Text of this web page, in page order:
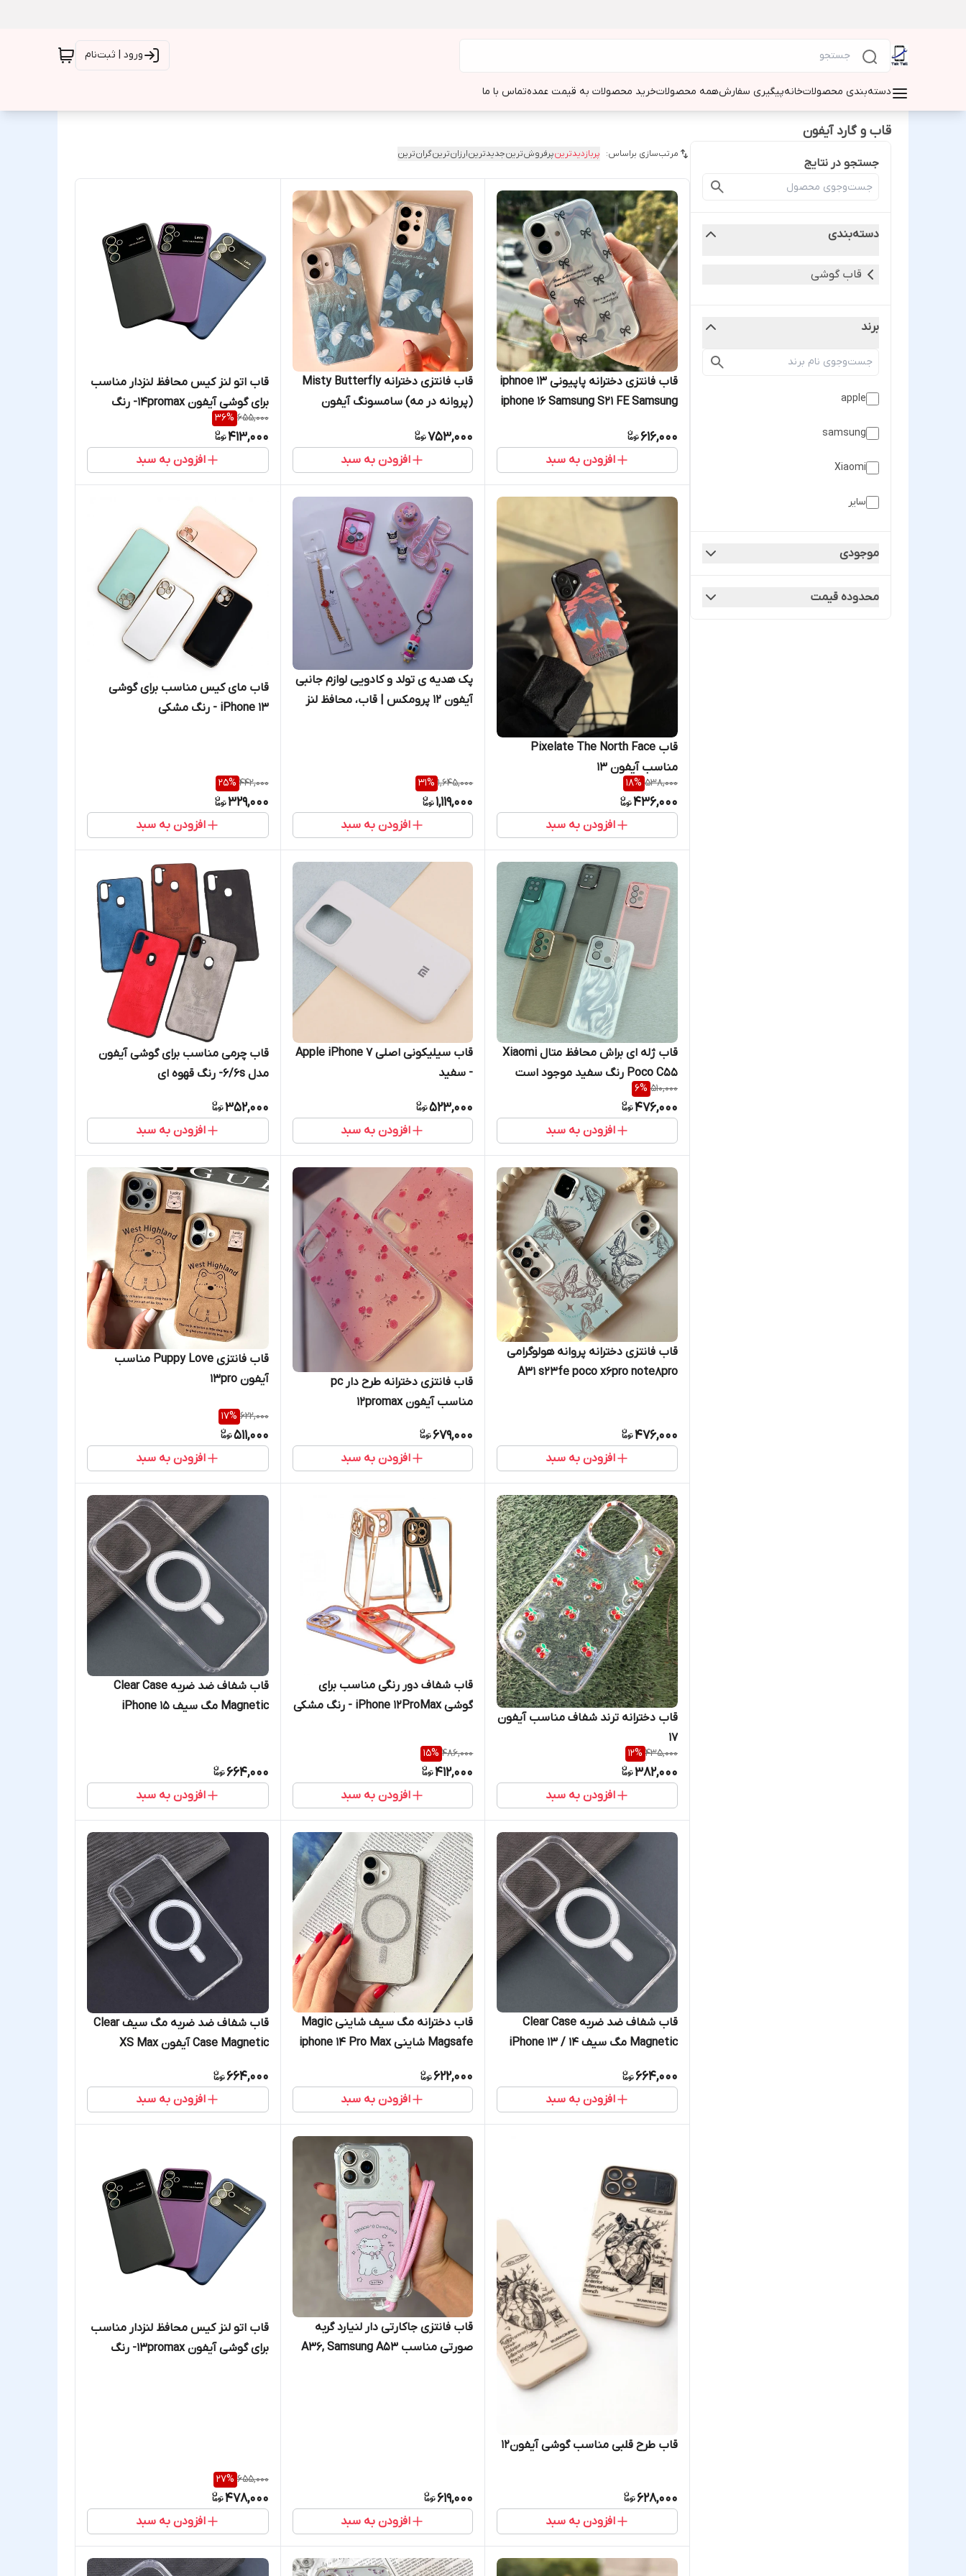
ورود | ثبت‌نام
دسته‌بندی محصولاتخانهپیگیری سفارشهمه محصولاتخرید محصولات به قیمت عمدهتماس با ما
قاب و گارد آیفون
جستجو در نتایج
دسته‌بندی
قاب گوشی
برند
apple
samsung
Xiaomi
سایر
موجودی
محدوده قیمت
مرتب‌سازی براساس: پربازدیدترینپرفروش‌ترینجدیدترینارزان‌ترینگران‌ترین
قاب فانتزی دخترانه پاپیونی iphnoe 13
iphone 16 Samsung S21 FE Samsung
Samsung S24 Ultra Silver Bow
616,000
افزودن به سبد
قاب فانتزی دخترانه Misty Butterfly
(پروانه در مه) سامسونگ آیفون
(4G) Samsung A26 Samsung A53
Samsung A52 / A52s Samsung A36
Samsung A35 Samsung S20 FE
Xiaomi Note 11 Pro / Note 12 Pro
(4G) Xiaomi Note 14 Pro (4G)
753,000
افزودن به سبد
قاب اتو لنز کیس محافظ لنزدار مناسب
برای گوشی آیفون 14promax- رنگ
مشکی - سرمه ای
655,000
36%
413,000
افزودن به سبد
قاب Pixelate The North Face
مناسب آیفون 13
538,000
18%
436,000
افزودن به سبد
پک هدیه ی تولد و کادویی لوازم جانبی
آیفون 12 پرومکس | قاب، محافظ لنز
1,645,000
31%
1,119,000
افزودن به سبد
قاب مای کیس مناسب برای گوشی
iPhone 13 - رنگ مشکی
442,000
25%
329,000
افزودن به سبد
قاب ژله ای براش محافظ متال Xiaomi
Poco C55 رنگ سفید موجود است
510,000
6%
476,000
افزودن به سبد
قاب سیلیکونی اصلی Apple iPhone 7
- سفید
523,000
افزودن به سبد
قاب چرمی مناسب برای گوشی آیفون
مدل 6/6s- رنگ قهوه ای
352,000
افزودن به سبد
قاب فانتزی دخترانه پروانه هولوگرامی
َA31 s23fe poco x6pro note8pro
476,000
افزودن به سبد
قاب فانتزی دخترانه طرح دار pc
مناسب آیفون 12promax
679,000
افزودن به سبد
قاب فانتزی Puppy Love مناسب
آیفون 13pro
622,000
17%
511,000
افزودن به سبد
قاب دخترانه ترند شفاف مناسب آیفون
۱۷
435,000
12%
382,000
افزودن به سبد
قاب شفاف دور رنگی مناسب برای
گوشی iPhone 12ProMax - رنگ مشکی
486,000
15%
412,000
افزودن به سبد
قاب شفاف ضد ضربه Clear Case
Magnetic مگ سیف iPhone 15
664,000
افزودن به سبد
قاب شفاف ضد ضربه Clear Case
Magnetic مگ سیف iPhone 13 / 14
664,000
افزودن به سبد
قاب دخترانه مگ سیف شاینی Magic
Magsafe شاینی iphone 14 Pro Max
Samsung S24 Ultra Samsung S25
Ultra iPhone 16 Pro
622,000
افزودن به سبد
قاب شفاف ضد ضربه مگ سیف Clear
Case Magnetic آیفون XS Max
664,000
افزودن به سبد
قاب طرح قلبی مناسب گوشی آیفون12
628,000
افزودن به سبد
قاب فانتزی جاکارتی دار لنیارد گربه
صورتی مناسب A36, Samsung A53
619,000
افزودن به سبد
قاب اتو لنز کیس محافظ لنزدار مناسب
برای گوشی آیفون 13promax- رنگ
655,000
27%
478,000
افزودن به سبد